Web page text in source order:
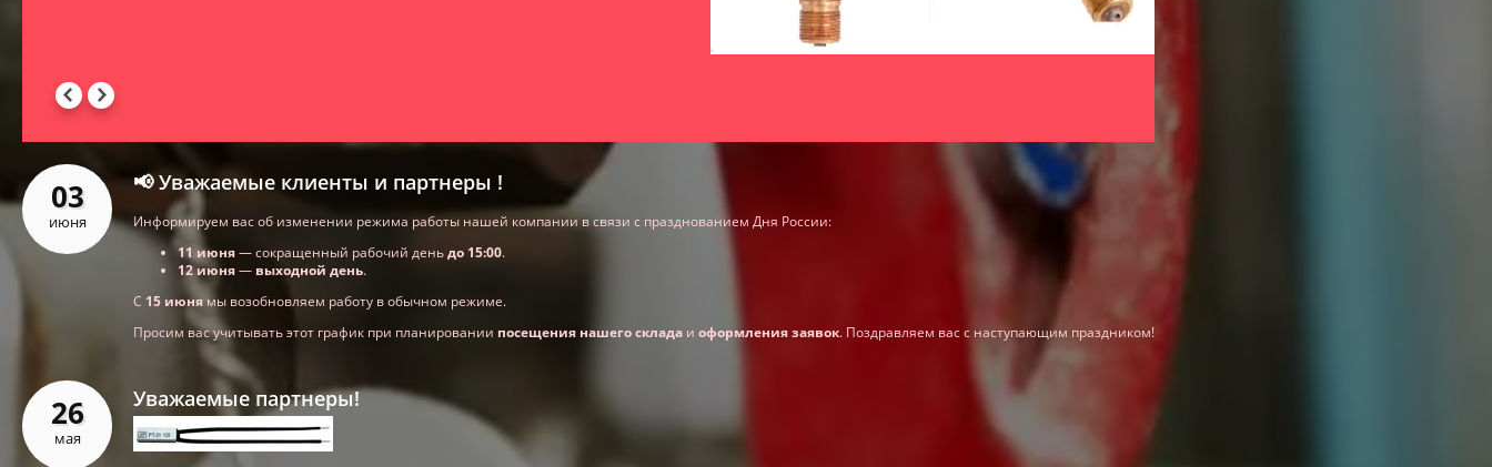
03
июня
📢 Уважаемые клиенты и партнеры !
Информируем вас об изменении режима работы нашей компании в связи с празднованием Дня России:
11 июня— сокращенный рабочий деньдо 15:00.
12 июня— выходной день.
С 15 июня мы возобновляем работу в обычном режиме.
Просим вас учитывать этот график при планировании посещения нашего склада и оформления заявок. Поздравляем вас с наступающим праздником!
26
мая
Уважаемые партнеры!